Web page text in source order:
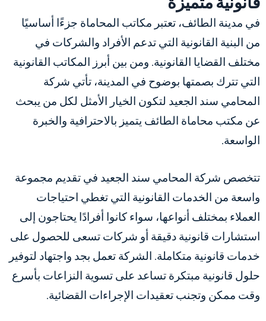
في مدينة الطائف، تعتبر مكاتب المحاماة جزءًا أساسيًا
من البنية القانونية التي تدعم الأفراد والشركات في
مختلف القضايا القانونية. ومن بين أبرز المكاتب القانونية
التي تترك بصمتها بوضوح في المدينة، تأتي شركة
المحامي سند الجعيد لتكون الخيار الأمثل لكل من يبحث
عن مكتب محاماة الطائف يتميز بالاحترافية والخبرة
الواسعة.
تتخصص شركة المحامي سند الجعيد في تقديم مجموعة
واسعة من الخدمات القانونية التي تغطي احتياجات
العملاء بمختلف أنواعها، سواء كانوا أفرادًا يحتاجون إلى
استشارات قانونية دقيقة أو شركات تسعى للحصول على
خدمات قانونية متكاملة. الشركة تعمل بجد واجتهاد لتوفير
حلول قانونية مبتكرة تساعد على تسوية النزاعات بأسرع
وقت ممكن وتجنب تعقيدات الإجراءات القضائية.